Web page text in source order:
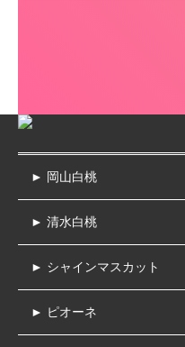
► 岡山白桃
► 清水白桃
► シャインマスカット
► ピオーネ